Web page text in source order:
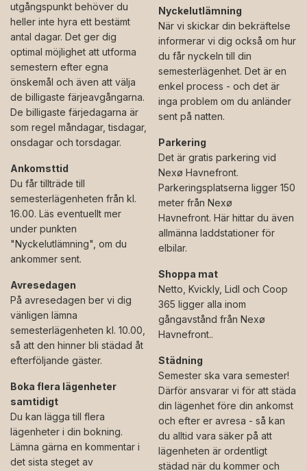
utgångspunkt behöver du
heller inte hyra ett bestämt
antal dagar. Det ger dig
optimal möjlighet att utforma
semestern efter egna
önskemål och även att välja
de billigaste färjeavgångarna.
De billigaste färjedagarna är
som regel måndagar, tisdagar,
onsdagar och torsdagar.
Ankomsttid
Du får tillträde till
semesterlägenheten från kl.
16.00. Läs eventuellt mer
under punkten
"Nyckelutlämning", om du
ankommer sent.
Avresedagen
På avresedagen ber vi dig
vänligen lämna
semesterlägenheten kl. 10.00,
så att den hinner bli städad åt
efterföljande gäster.
Boka flera lägenheter
samtidigt
Du kan lägga till flera
lägenheter i din bokning.
Lämna gärna en kommentar i
det sista steget av
Nyckelutlämning
När vi skickar din bekräftelse
informerar vi dig också om hur
du får nyckeln till din
semesterlägenhet. Det är en
enkel process - och det är
inga problem om du anländer
sent på natten.
Parkering
Det är gratis parkering vid
Nexø Havnefront.
Parkeringsplatserna ligger 150
meter från Nexø
Havnefront. Här hittar du även
allmänna laddstationer för
elbilar.
Shoppa mat
Netto, Kvickly, Lidl och Coop
365 ligger alla inom
gångavstånd från Nexø
Havnefront..
Städning
Semester ska vara semester!
Därför ansvarar vi för att städa
din lägenhet före din ankomst
och efter er avresa - så kan
du alltid vara säker på att
lägenheten är ordentligt
städad när du kommer och